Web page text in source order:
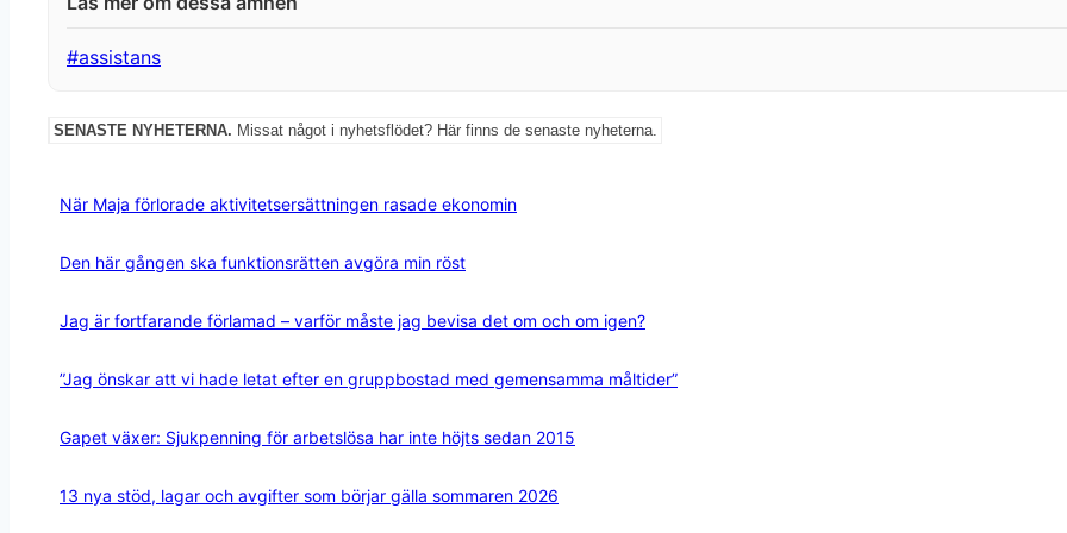
Post
#assistans
SENASTE NYHETERNA. Missat något i nyhetsflödet? Här finns de senaste nyheterna.
När Maja förlorade aktivitetsersättningen rasade ekonomin
Den här gången ska funktionsrätten avgöra min röst
Jag är fortfarande förlamad – varför måste jag bevisa det om och om igen?
”Jag önskar att vi hade letat efter en gruppbostad med gemensamma måltider”
Gapet växer: Sjukpenning för arbetslösa har inte höjts sedan 2015
13 nya stöd, lagar och avgifter som börjar gälla sommaren 2026